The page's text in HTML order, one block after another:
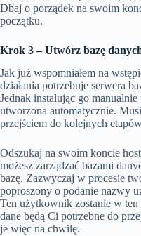
Dbaj o porządek na swoim
początku.
Krok 3 – Utwórz bazę
Jak już wspomniałem na
działania potrzebuje serwera
Jednak instalując go manualnie
utworzona automatycznie.
przejściem do kolejnych
Odszukaj na swoim koncie
możesz zarządzać bazami
bazę. Zazwyczaj w procesie
poproszony o podanie nazwy
Ten użytkownik zostanie w
dane będą Ci potrzebne do
je więc na chwilę.